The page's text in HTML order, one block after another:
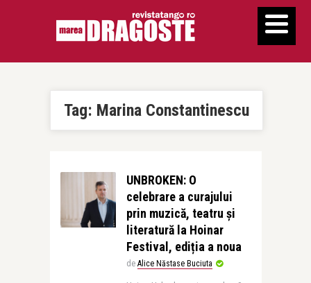
Tag: Marina Constantinescu
UNBROKEN: O
celebrare a curajului
prin muzică, teatru și
literatură la Hoinar
Festival, ediția a noua
de Alice Năstase Buciuta